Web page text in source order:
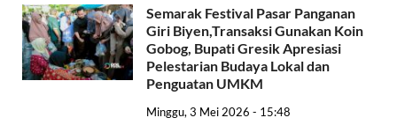
Semarak Festival Pasar Panganan
Giri Biyen,Transaksi Gunakan Koin
Gobog, Bupati Gresik Apresiasi
Pelestarian Budaya Lokal dan
Penguatan UMKM
Minggu, 3 Mei 2026 - 15:48